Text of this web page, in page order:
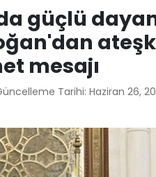
güçlü
mesajı
Tarihi: Haziran 26,